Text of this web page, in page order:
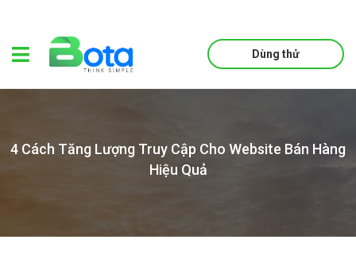
Dùng thử
4 Cách Tăng Lượng Truy Cập Cho Website Bán Hàng
Hiệu Quả